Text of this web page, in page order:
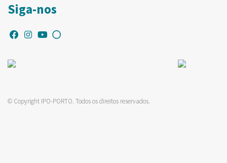
Siga-nos
© Copyright IPO-PORTO. Todos os direitos reservados.